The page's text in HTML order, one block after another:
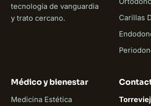
tecnología de vanguardia
y trato cercano.
Carillas
Médico y bienestar
Medicina Estética